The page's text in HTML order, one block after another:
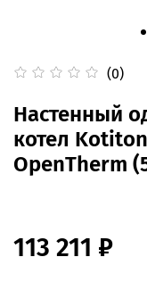
(0)
Настенный
котел
OpenTherm
113 211 ₽